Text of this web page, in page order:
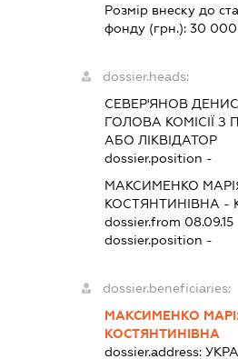
Розмір внеску до
фонду (грн.): 30 000
dossier.heads:
СЕВЕР'ЯНОВ
ГОЛОВА КОМІСІЇ З
АБО ЛІКВІДАТОР
dossier.position -
МАКСИМЕНКО
КОСТЯНТИНІВНА -
dossier.from 08.09.15
dossier.position -
dossier.beneficiaries:
МАКСИМЕНКО
КОСТЯНТИНІВНА
dossier.address: